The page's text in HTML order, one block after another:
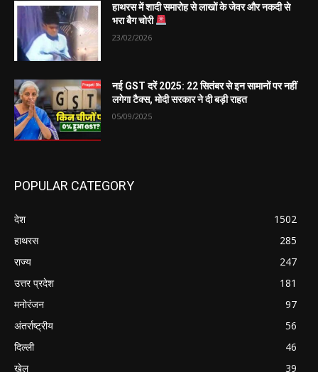
हाथरस में शादी समारोह से लाखों के जेवर और नकदी से
भरा बैग चोरी
23/02/2026
नई GST दरें 2025: 22 सितंबर से इन सामानों पर नहीं
लगेगा टैक्स, मोदी सरकार ने दी बड़ी राहत
05/09/2025
POPULAR CATEGORY
देश
1502
हाथरस
285
राज्य
247
उत्तर प्रदेश
181
मनोरंजन
97
अंतर्राष्ट्रीय
56
दिल्ली
46
खेल
39